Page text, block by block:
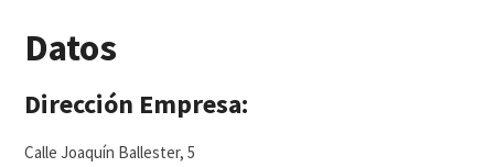
Datos
Dirección Empresa:
Calle Joaquín Ballester, 5